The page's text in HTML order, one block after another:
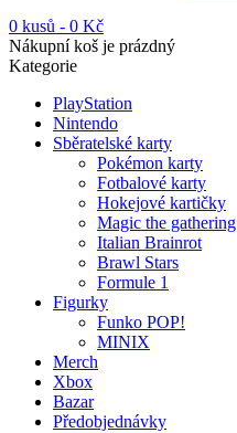
0 kusů - 0 Kč
Nákupní koš je prázdný
Kategorie
PlayStation
Nintendo
Sběratelské karty
Pokémon karty
Fotbalové karty
Hokejové kartičky
Magic the gathering
Italian Brainrot
Brawl Stars
Formule 1
Figurky
Funko POP!
MINIX
Merch
Xbox
Bazar
Předobjednávky